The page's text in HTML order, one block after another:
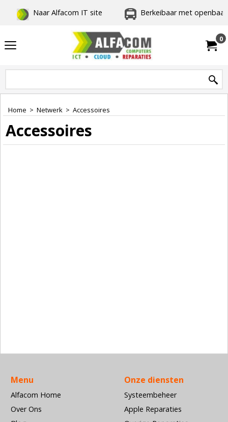
Naar Alfacom IT site Berkeibaar met
0
Home > Netwerk > Accessoires
Accessoires
Menu
Alfacom Home
Over Ons
Onze diensten
Systeembeheer
Apple Reparaties